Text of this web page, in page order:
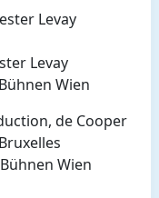
Levay
Levay
Wien
de Cooper
Wien